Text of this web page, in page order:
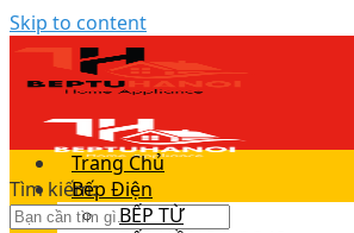
Skip to content
Tìm kiếm:
Trang Chủ
Bếp Điện
BẾP TỪ